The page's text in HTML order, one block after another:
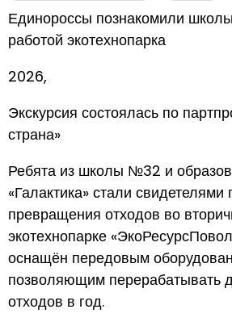
Единороссы познакомили
работой экотехнопарка
2026,
Экскурсия состоялась по
страна»
Ребята из школы №32 и
«Галактика» стали свидетелями
превращения отходов во
экотехнопарке
оснащён передовым
позволяющим перерабатывать
отходов в год.